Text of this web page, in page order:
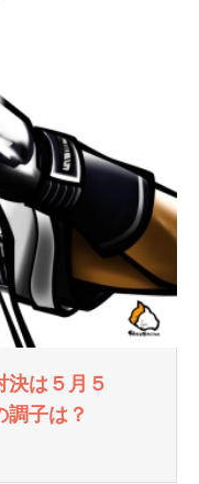
決は５月５
調子は？